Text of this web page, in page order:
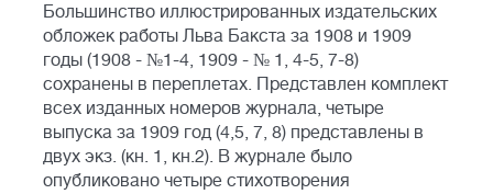
Большинство иллюстрированных издательских
обложек работы Льва Бакста за 1908 и 1909
годы (1908 - №1-4, 1909 - № 1, 4-5, 7-8)
сохранены в переплетах. Представлен комплект
всех изданных номеров журнала, четыре
выпуска за 1909 год (4,5, 7, 8) представлены в
двух экз. (кн. 1, кн.2). В журнале было
опубликовано четыре стихотворения